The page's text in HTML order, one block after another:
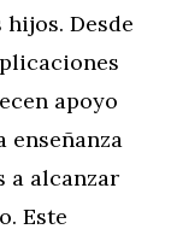
Desde
apoyo
enseñanza
a alcanzar
Este